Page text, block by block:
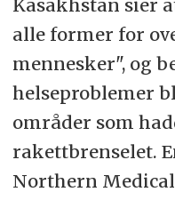
Kasakhstan sier
alle former for
mennesker", og
helseproblemer
områder som
rakettbrenselet.
Northern